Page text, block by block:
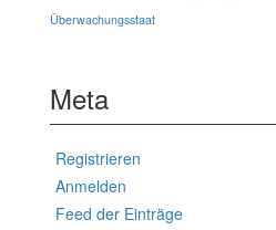
Überwachungsstaat
Meta
Registrieren
Anmelden
Feed der Einträge